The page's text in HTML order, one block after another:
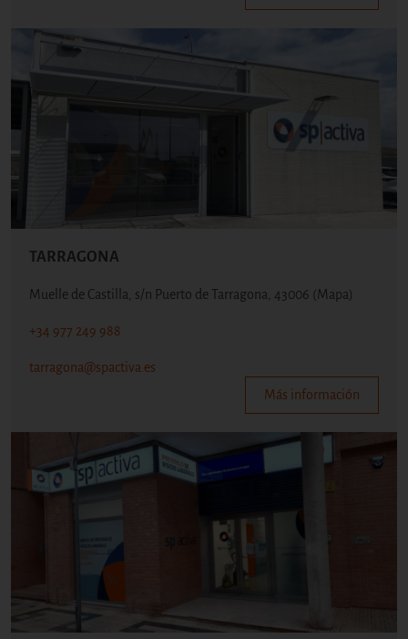
TARRAGONA
Muelle de Castilla, s/n Puerto de Tarragona, 43006 (Mapa)
+34 977 249 988
tarragona@spactiva.es
Más información